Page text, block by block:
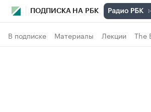
ПОДПИСКА НА РБК
В подписке Материалы Лекции The